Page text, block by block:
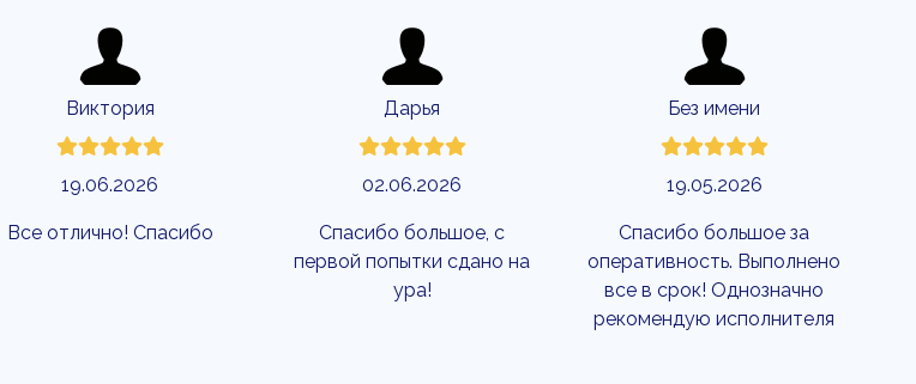
Виктория
19.06.2026
Все отлично! Спасибо
Дарья
02.06.2026
Спасибо большое, с
первой попытки сдано на
ура!
Без имени
19.05.2026
Спасибо большое за
оперативность. Выполнено
все в срок! Однозначно
рекомендую исполнителя